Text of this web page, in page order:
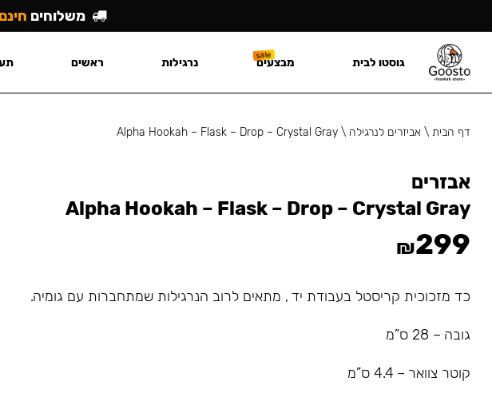
דף הבית\ אביזרים לנרגילה \
Alpha Hookah – Flask – Drop – Crystal Gray
אבזרים
Alpha Hookah – Flask – Drop – Crystal Gray
₪299
כד מזכוכית קריסטל בעבודת יד , מתאים לרוב הנרגילות שמתחברות עם גומיה.
גובה – 28 ס”מ
קוטר צוואר – 4.4 ס”מ
משלוחים חינם
גוסטו לבית מבצעים נרגילות ראשים